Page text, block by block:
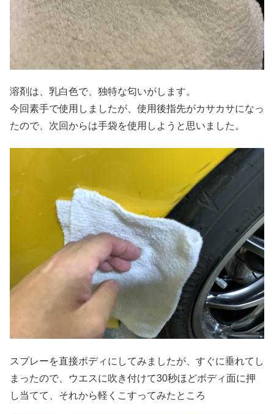
溶剤は、乳白色で、独特な匂いがします。
今回素手で使用しましたが、使用後指先がカサカサになっ
たので、次回からは手袋を使用しようと思いました。
スプレーを直接ボディにしてみましたが、すぐに垂れてし
まったので、ウエスに吹き付けて30秒ほどボディ面に押
し当てて、それから軽くこすってみたところ